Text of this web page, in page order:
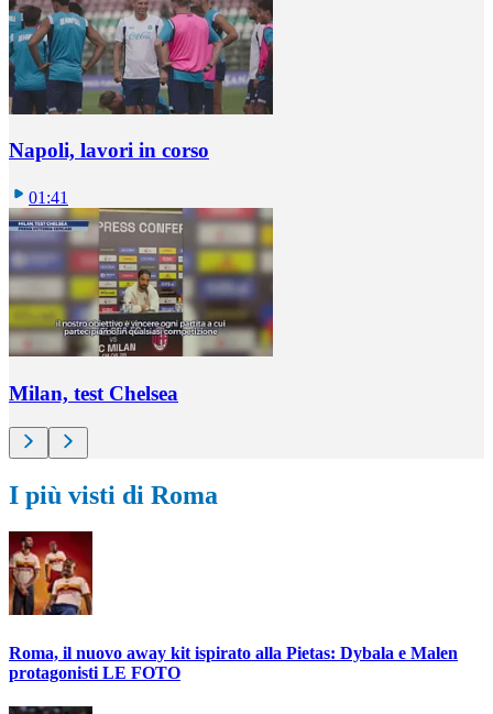
Napoli, lavori in corso
01:41
Milan, test Chelsea
I più visti di Roma
Roma, il nuovo away kit ispirato alla Pietas: Dybala e Malen
protagonisti LE FOTO